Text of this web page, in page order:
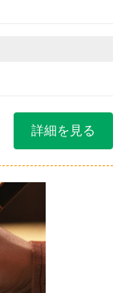
詳細を見る